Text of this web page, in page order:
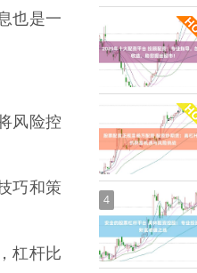
也是一
风险控
巧和策
杠杆比
4